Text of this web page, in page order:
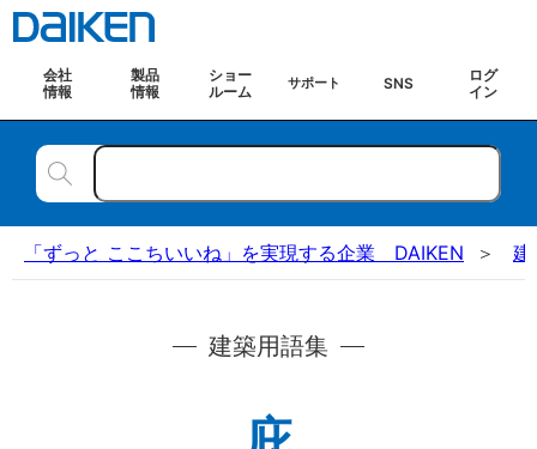
会社
情報
製品
情報
ショー
ルーム
サポート SNS
ログ
イン
「ずっと ここちいいね」を実現する企業 DAIKEN 建
建築用語集